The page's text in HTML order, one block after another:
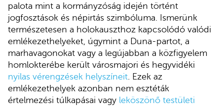
palota mint a kormányzóság idején történt
jogfosztások és népirtás szimbóluma. Ismerünk
természetesen a holokauszthoz kapcsolódó valódi
emlékezethelyeket, úgymint a Duna-partot, a
marhavagonokat vagy a legújabban a közfigyelem
homlokterébe került városmajori és hegyvidéki
nyilas vérengzések helyszíneit . Ezek az
emlékezethelyek azonban nem esztéták
értelmezési túlkapásai vagy leköszönő testületi